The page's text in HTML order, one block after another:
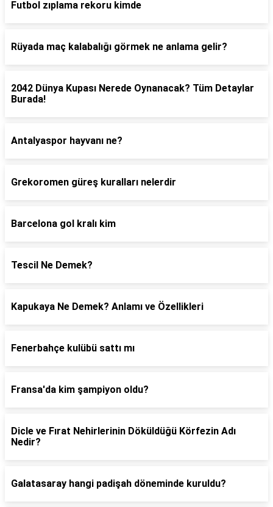
Futbol zıplama rekoru kimde
Rüyada maç kalabalığı görmek ne anlama gelir?
2042 Dünya Kupası Nerede Oynanacak? Tüm Detaylar
Burada!
Antalyaspor hayvanı ne?
Grekoromen güreş kuralları nelerdir
Barcelona gol kralı kim
Tescil Ne Demek?
Kapukaya Ne Demek? Anlamı ve Özellikleri
Fenerbahçe kulübü sattı mı
Fransa'da kim şampiyon oldu?
Dicle ve Fırat Nehirlerinin Döküldüğü Körfezin Adı
Nedir?
Galatasaray hangi padişah döneminde kuruldu?